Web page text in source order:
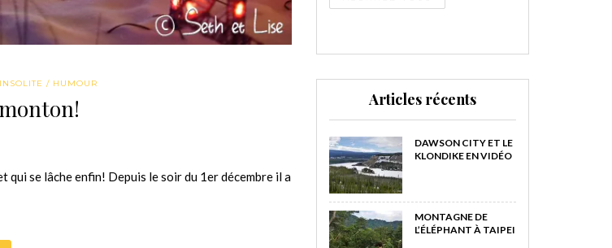
INSOLITE / HUMOUR
qui se lâche enfin! Depuis le soir du 1er décembre il a
Articles récents
DAWSON CITY ET LE
KLONDIKE EN VIDÉO
MONTAGNE DE
L’ÉLÉPHANT À TAIPEI